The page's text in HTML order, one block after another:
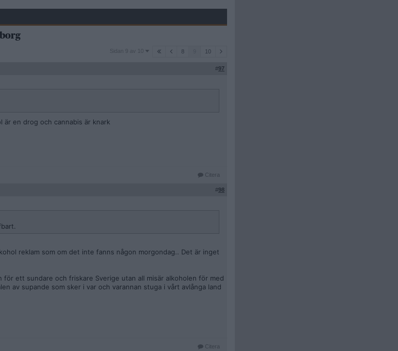
Sidan
Sidan 9 av 10 8 10
#97
är en drog och cannabis är knark
Citera
#98
reklam som om det inte fanns någon morgondag.. Det är inget
ett sundare och friskare Sverige utan all misär alkoholen för med
av supande som sker i var och varannan stuga i vårt avlånga land
Citera